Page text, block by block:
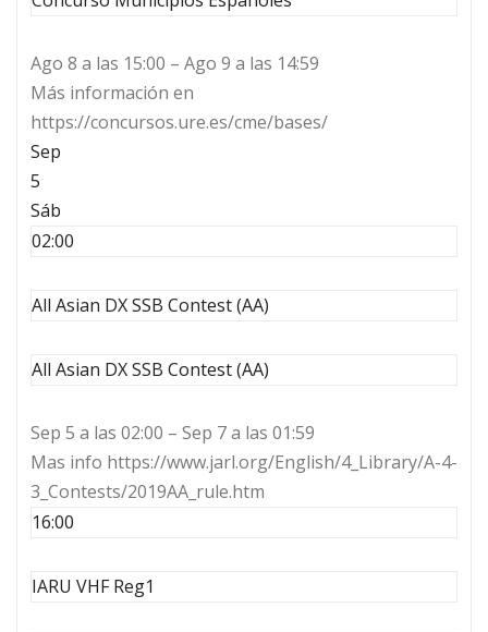
Ago 8 a las 15:00 – Ago 9 a las 14:59
Más información en
https://concursos.ure.es/cme/bases/
Sep
5
Sáb
02:00
All Asian DX SSB Contest (AA)
All Asian DX SSB Contest (AA)
Sep 5 a las 02:00 – Sep 7 a las 01:59
Mas info https://www.jarl.org/English/4_Library/A-4-
3_Contests/2019AA_rule.htm
16:00
IARU VHF Reg1